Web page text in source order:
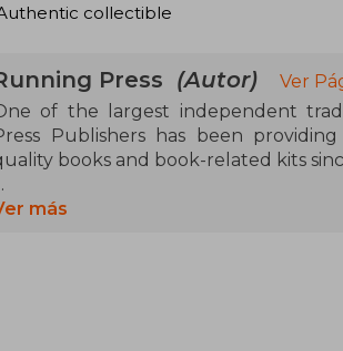
Authentic collectible
Press (Autor)
Ver
of the largest independent
Publishers has been
books and book-related kits
Press creates more than
más